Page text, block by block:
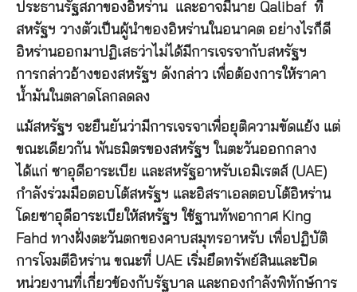
ประธานรัฐสภาของอิหร่าน และอาจมีนาย Qalibaf ที่
สหรัฐฯ วางตัวเป็นผู้นำของอิหร่านในอนาคต อย่างไรก็ดี
อิหร่านออกมาปฏิเสธว่าไม่ได้มีการเจรจากับสหรัฐฯ
การกล่าวอ้างของสหรัฐฯ ดังกล่าว เพื่อต้องการให้ราคา
น้ำมันในตลาดโลกลดลง
แม้สหรัฐฯ จะยืนยันว่ามีการเจรจาเพื่อยุติความขัดแย้ง แต่
ขณะเดียวกัน พันธมิตรของสหรัฐฯ ในตะวันออกกลาง
ได้แก่ ซาอุดีอาระเบีย และสหรัฐอาหรับเอมิเรตส์ (UAE)
กำลังร่วมมือตอบโต้สหรัฐฯ และอิสราเอลตอบโต้อิหร่าน
โดยซาอุดีอาระเบียให้สหรัฐฯ ใช้ฐานทัพอากาศ King
Fahd ทางฝั่งตะวันตกของคาบสมุทรอาหรับ เพื่อปฏิบัติ
การโจมตีอิหร่าน ขณะที่ UAE เริ่มยึดทรัพย์สินและปิด
หน่วยงานที่เกี่ยวข้องกับรัฐบาล และกองกำลังพิทักษ์การ